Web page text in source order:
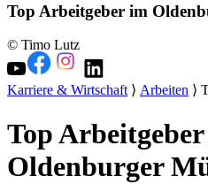
Top Arbeitgeber im
© Timo Lutz
Karriere & Wirtschaft⟩ Arbeiten ⟩
Top
Oldenburger